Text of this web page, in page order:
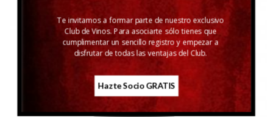
Te invitamos a formar parte de nuestro exclusivo
Club de Vinos. Para asociarte sólo tienes que
cumplimentar un sencillo registro y empezar a
disfrutar de todas las ventajas del Club.
Hazte Socio GRATIS